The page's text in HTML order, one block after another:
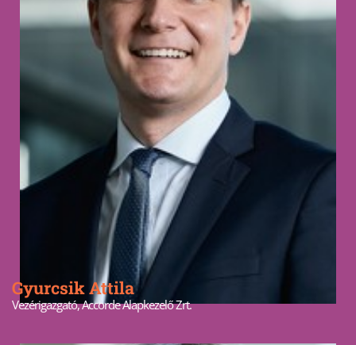
Gyurcsik Attila
Vezérigazgató, Accorde Alapkezelő Zrt.